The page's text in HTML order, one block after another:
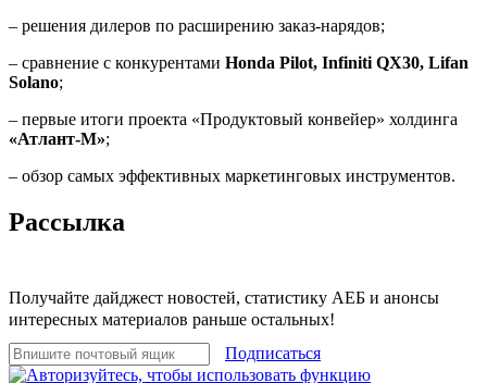
– решения дилеров по расширению заказ-нарядов;
– сравнение с конкурентами Honda Pilot, Infiniti QX30, Lifan
Solano;
– первые итоги проекта «Продуктовый конвейер» холдинга
«Атлант-М»;
– обзор самых эффективных маркетинговых инструментов.
Рассылка
Получайте дайджест новостей, статистику АЕБ и анонсы
интересных материалов раньше остальных!
Подписаться